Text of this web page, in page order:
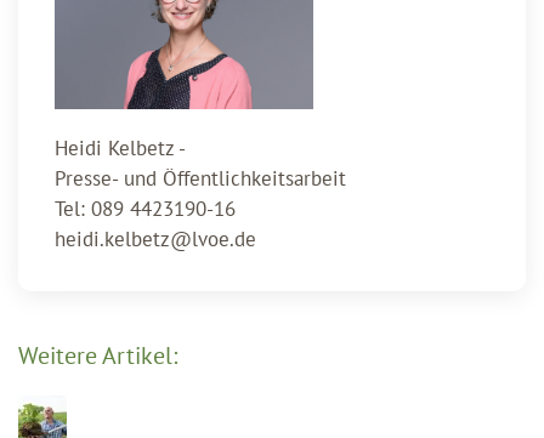
Heidi Kelbetz -
Presse- und Öffentlichkeitsarbeit
Tel: 089 4423190-16
heidi.kelbetz@lvoe.de
Weitere Artikel: